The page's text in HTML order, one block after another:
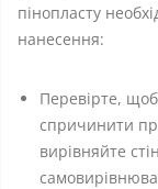
пінопласту
нанесення:
Перевірте,
спричинити
вирівняйте